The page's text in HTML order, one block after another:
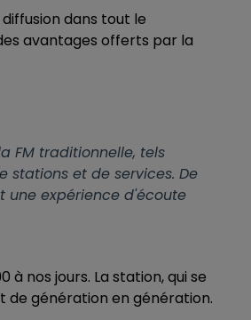
dans tout le
avantages offerts par la
FM traditionnelle, tels
et de services. De
une expérience d'écoute
nos jours. La station, qui se
de génération en génération.